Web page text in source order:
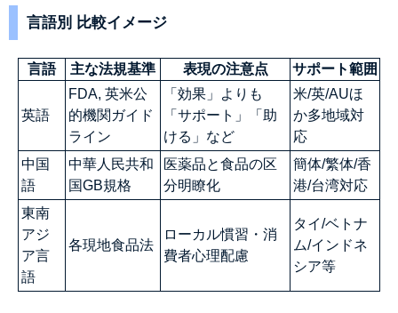
言語別 比較イメージ
言語 主な法規基準 表現の注意点 サポート範囲
英語
FDA, 英米公
的機関ガイド
ライン
「効果」よりも
「サポート」「助
ける」など
米/英/AUほ
か多地域対
応
中国
語
中華人民共和
国GB規格
医薬品と食品の区
分明瞭化
簡体/繁体/香
港/台湾対応
東南
アジ
ア言
語
各現地食品法
ローカル慣習・消
費者心理配慮
タイ/ベトナ
ム/インドネ
シア等